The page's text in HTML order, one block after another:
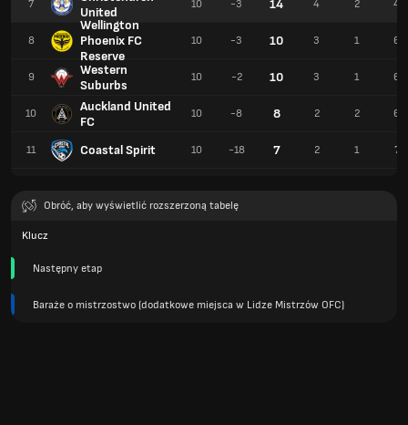
7
United
8
Wellington
Phoenix FC
Reserve
9
Western
Suburbs
10
Auckland United
FC
11 Coastal Spirit
10 -3 14 4 2 4
10 -3 10 3 1 6
10 -2 10 3 1 6
10 -8 8 2 2 6
10 -18 7 2 1 7
Obróć, aby wyświetlić rozszerzoną tabelę
Klucz
Następny etap
Baraże o mistrzostwo (dodatkowe miejsca w Lidze Mistrzów OFC)